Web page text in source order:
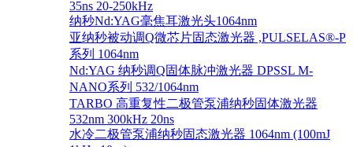
35ns 20-250kHz
纳秒Nd:YAG毫焦耳激光头1064nm
亚纳秒被动调Q微芯片固态激光器 ,PULSELAS®-P
系列 1064nm
Nd:YAG 纳秒调Q固体脉冲激光器 DPSSL M-
NANO系列 532/1064nm
TARBO 高重复性二极管泵浦纳秒固体激光器
532nm 300kHz 20ns
水冷二极管泵浦纳秒固态激光器 1064nm (100mJ